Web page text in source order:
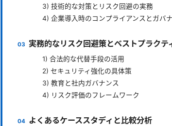
3) 技術的な対策とリスク回避の実務
4) 企業導入時のコンプライアンスとガバ
実務的なリスク回避策とベストプラクテ
1) 合法的な代替手段の活用
2) セキュリティ強化の具体策
3) 教育と社内ガバナンス
4) リスク評価のフレームワーク
よくあるケーススタディと比較分析